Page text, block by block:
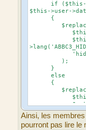
if ($this-
$this->user-
{
$this->user-
$this-
);
}
else
{
$this->user-
);
}
Ainsi, les
pourront pas lire le